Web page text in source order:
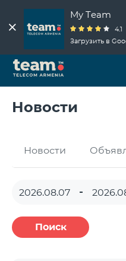
My Team
4.1
Загрузить в
Новости
Новости
Поиск